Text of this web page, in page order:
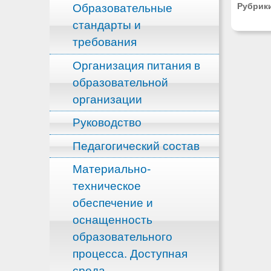
Образовательные
стандарты и
требования
Организация питания в
образовательной
организации
Руководство
Педагогический состав
Материально-
техническое
обеспечение и
оснащенность
образовательного
процесса. Доступная